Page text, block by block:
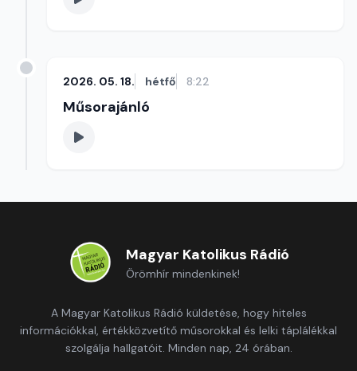
2026. 05. 18. hétfő 8:22
Műsorajánló
Magyar Katolikus Rádió
Örömhír mindenkinek!
A Magyar Katolikus Rádió küldetése, hogy hiteles
információkkal, értékközvetítő műsorokkal és lelki táplálékkal
szolgálja hallgatóit. Minden nap, 24 órában.